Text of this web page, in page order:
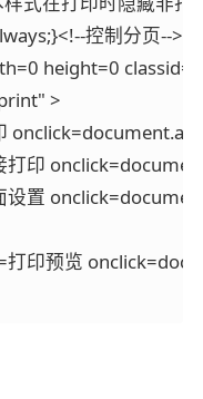
控制分页-->
height=0
>
印
置
印预览